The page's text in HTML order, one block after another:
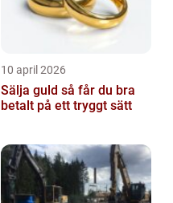
10 april 2026
Sälja guld så får du bra
betalt på ett tryggt sätt